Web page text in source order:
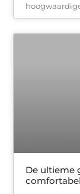
De ultieme